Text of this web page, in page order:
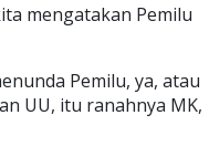
mengatakan Pemilu
Pemilu, ya, atau
UU, itu ranahnya MK,